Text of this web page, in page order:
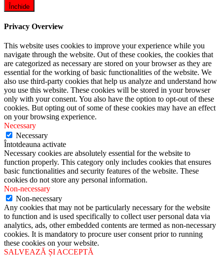
Închide
Privacy Overview
This website uses cookies to improve your experience while you
navigate through the website. Out of these cookies, the cookies that
are categorized as necessary are stored on your browser as they are
essential for the working of basic functionalities of the website. We
also use third-party cookies that help us analyze and understand how
you use this website. These cookies will be stored in your browser
only with your consent. You also have the option to opt-out of these
cookies. But opting out of some of these cookies may have an effect
on your browsing experience.
Necessary
Necessary
Întotdeauna activate
Necessary cookies are absolutely essential for the website to
function properly. This category only includes cookies that ensures
basic functionalities and security features of the website. These
cookies do not store any personal information.
Non-necessary
Non-necessary
Any cookies that may not be particularly necessary for the website
to function and is used specifically to collect user personal data via
analytics, ads, other embedded contents are termed as non-necessary
cookies. It is mandatory to procure user consent prior to running
these cookies on your website.
SALVEAZĂ ȘI ACCEPTĂ